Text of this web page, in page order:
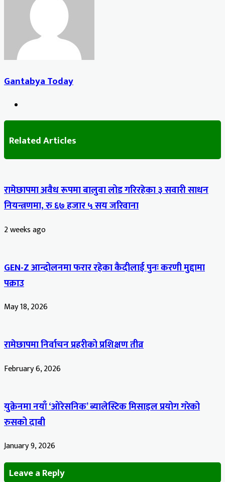
Gantabya Today
Related Articles
रामेछापमा अवैध रूपमा बालुवा लोड गरिरहेका ३ सवारी साधन
नियन्त्रणमा, रु ६७ हजार ५ सय जरिवाना
2 weeks ago
GEN-Z आन्दोलनमा फरार रहेका कैदीलाई पुनः करणी मुद्दामा
पक्राउ
May 18, 2026
रामेछापमा निर्वाचन प्रहरीको प्रशिक्षण तीव्र
February 6, 2026
युक्रेनमा नयाँ ‘ओरेसनिक’ ब्यालेस्टिक मिसाइल प्रयोग गरेको
रुसको दाबी
January 9, 2026
Leave a Reply